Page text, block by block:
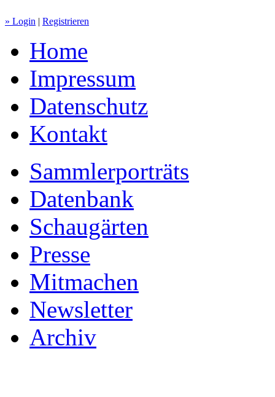
» Login | Registrieren
Home
Impressum
Datenschutz
Kontakt
Sammlerporträts
Datenbank
Schaugärten
Presse
Mitmachen
Newsletter
Archiv